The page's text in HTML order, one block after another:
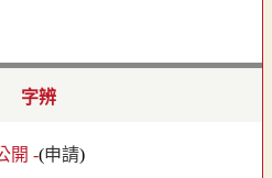
字辨
開 -(申請)